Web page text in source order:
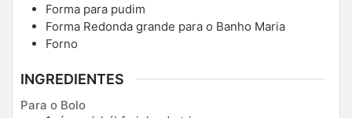
Forma para pudim
Forma Redonda grande para o Banho Maria
Forno
INGREDIENTES
Para o Bolo